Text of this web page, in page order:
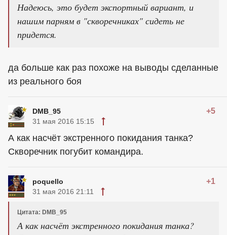
Надеюсь, это будет экспортный вариант, и
нашим парням в "скворечниках" сидеть не
придется.
да больше как раз похоже на выводы сделанные
из реального боя
DMB_95 +5
31 мая 2016 15:15
А как насчёт экстренного покидания танка?
Скворечник погубит командира.
poquello +1
31 мая 2016 21:11
Цитата: DMB_95
А как насчёт экстренного покидания танка?